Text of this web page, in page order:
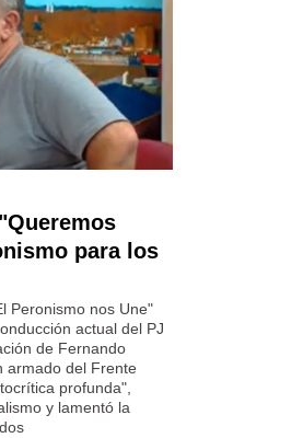
para los
Peronismo nos Une"
actual del PJ
de Fernando
armado del Frente
profunda",
y lamentó la